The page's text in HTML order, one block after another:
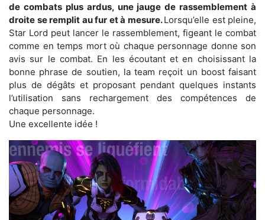
de combats plus ardus, une jauge de rassemblement à
droite se remplit au fur et à mesure.Lorsqu’elle est pleine,
Star Lord peut lancer le rassemblement, figeant le combat
comme en temps mort où chaque personnage donne son
avis sur le combat. En les écoutant et en choisissant la
bonne phrase de soutien, la team reçoit un boost faisant
plus de dégâts et proposant pendant quelques instants
l’utilisation sans rechargement des compétences de
chaque personnage.
Une excellente idée !